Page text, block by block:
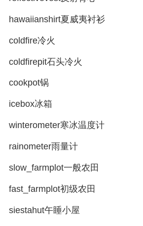
hawaiianshirt夏威夷衬衫
coldfire冷火
coldfirepit石头冷火
cookpot锅
icebox冰箱
winterometer寒冰温度计
rainometer雨量计
slow_farmplot一般农田
fast_farmplot初级农田
siestahut午睡小屋